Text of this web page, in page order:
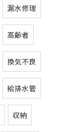
漏水修理
高齢者
換気不良
給排水管
収納